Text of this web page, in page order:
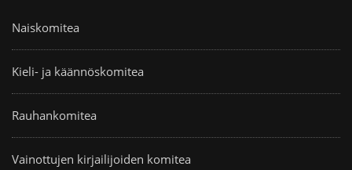
Naiskomitea
Kieli- ja käännöskomitea
Rauhankomitea
Vainottujen kirjailijoiden komitea